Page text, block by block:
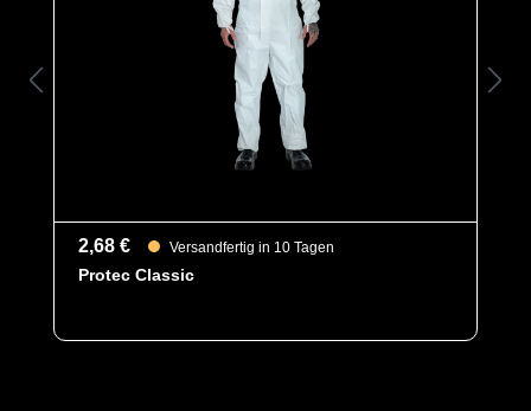
7204-WHT-L
Merkmale
- Modell PL309
- Kragen
- Reißverschluss
- 2 Taschen
- Material: TYVEK®
2,68 € Versandfertig in 10 Tagen
Protec Classic